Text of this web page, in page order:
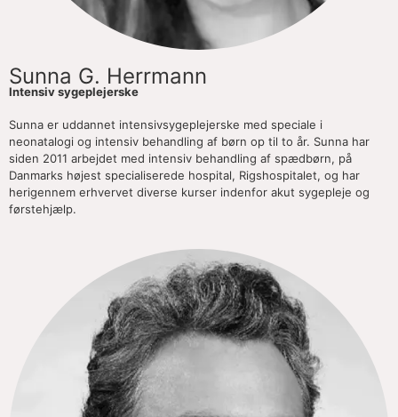
Sunna G. Herrmann
Intensiv sygeplejerske
Sunna er uddannet intensivsygeplejerske med speciale i
neonatalogi og intensiv behandling af børn op til to år. Sunna har
siden 2011 arbejdet med intensiv behandling af spædbørn, på
Danmarks højest specialiserede hospital, Rigshospitalet, og har
herigennem erhvervet diverse kurser indenfor akut sygepleje og
førstehjælp.